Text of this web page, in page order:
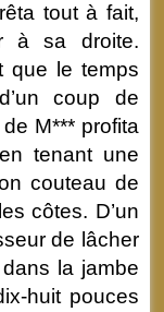
tout à fait,
à sa droite.
que le temps
coup de
M*** profita
tenant une
couteau de
côtes. D’un
de lâcher
la jambe
huit pouces